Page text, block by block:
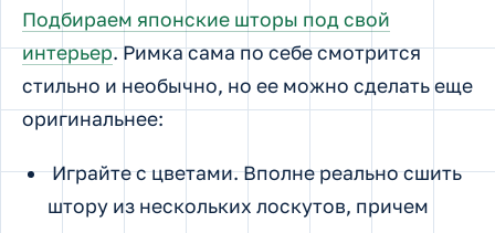
Подбираем японские шторы под свой
интерьер. Римка сама по себе смотрится
стильно и необычно, но ее можно сделать еще
оригинальнее:
Играйте с цветами. Вполне реально сшить
штору из нескольких лоскутов, причем